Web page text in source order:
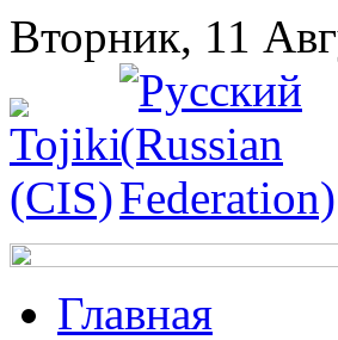
Вторник, 11
Главная